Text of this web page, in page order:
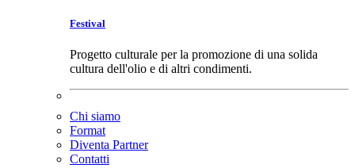
Festival
Progetto culturale per la promozione di una solida
cultura dell'olio e di altri condimenti.
Chi siamo
Format
Diventa Partner
Contatti